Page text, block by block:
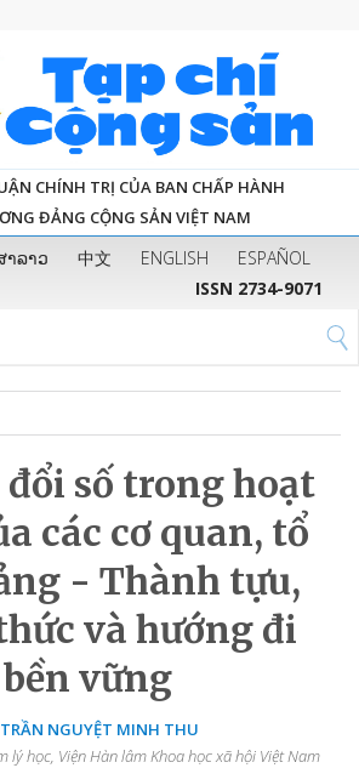
CHÍNH TRỊ CỦA BAN CHẤP HÀNH
ĐẢNG CỘNG SẢN VIỆT NAM
າລາວ 中文 ENGLISH
ESPAÑOL
ISSN 2734-9071
đổi số trong hoạt
các cơ quan, tổ
- Thành tựu,
và hướng đi
bền vững
NGUYỆT MINH THU
lý học, Viện Hàn lâm Khoa học xã hội Việt Nam